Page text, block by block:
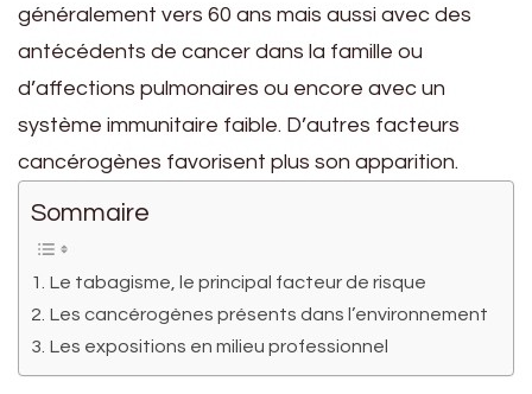
généralement vers 60 ans mais aussi avec des
antécédents de cancer dans la famille ou
d’affections pulmonaires ou encore avec un
système immunitaire faible. D’autres facteurs
cancérogènes favorisent plus son apparition.
Sommaire
Le tabagisme, le principal facteur de risque
Les cancérogènes présents dans l’environnement
Les expositions en milieu professionnel